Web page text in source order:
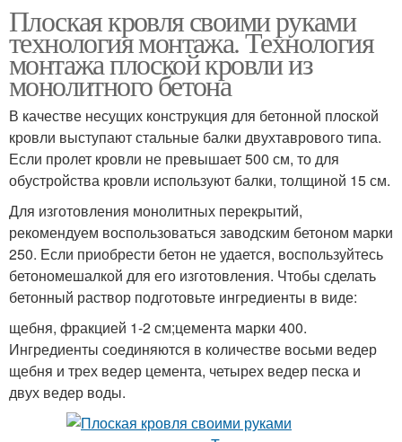
Плоская кровля своими руками
технология монтажа. Технология
монтажа плоской кровли из
монолитного бетона
В качестве несущих конструкция для бетонной плоской
кровли выступают стальные балки двухтаврового типа.
Если пролет кровли не превышает 500 см, то для
обустройства кровли используют балки, толщиной 15 см.
Для изготовления монолитных перекрытий,
рекомендуем воспользоваться заводским бетоном марки
250. Если приобрести бетон не удается, воспользуйтесь
бетономешалкой для его изготовления. Чтобы сделать
бетонный раствор подготовьте ингредиенты в виде:
щебня, фракцией 1-2 см;цемента марки 400.
Ингредиенты соединяются в количестве восьми ведер
щебня и трех ведер цемента, четырех ведер песка и
двух ведер воды.